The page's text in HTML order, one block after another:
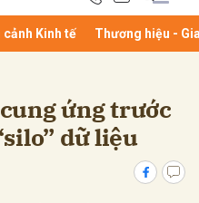
cảnh Kinh tế Thương hiệu -
ứng trước
dữ liệu
Hủy